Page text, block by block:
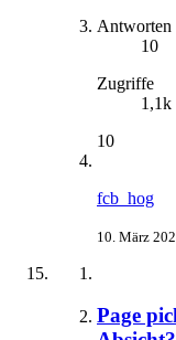
Antworten
10
Zugriffe
1,1k
10
fcb_hog
10. März
Page